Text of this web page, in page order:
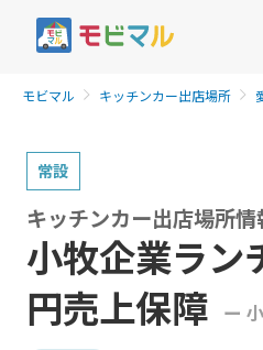
モビマル キッチンカー出店場所
常設
小牧企業ラ
円売上保障
ー
キッチンカー出店場所情